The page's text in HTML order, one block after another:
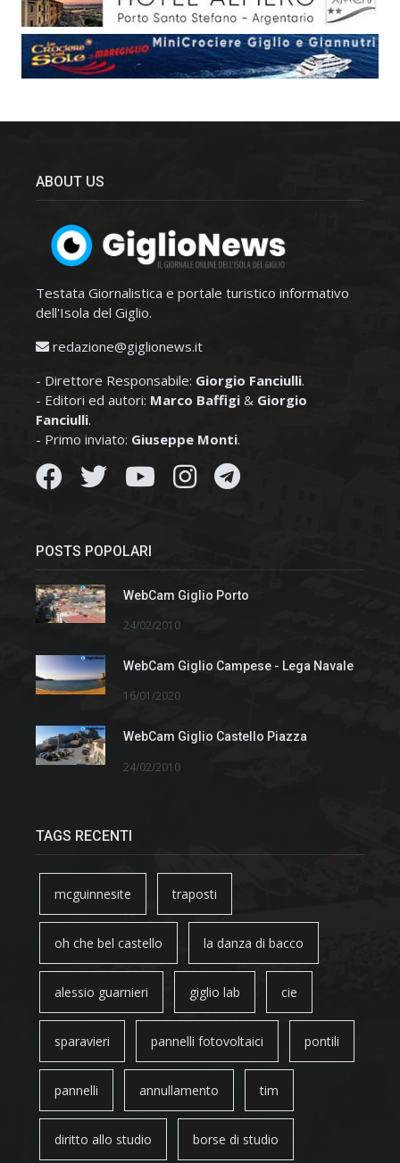
ABOUT US
Testata Giornalistica e portale turistico informativo
dell'Isola del Giglio.
redazione@giglionews.it
- Direttore Responsabile: Giorgio Fanciulli.
- Editori ed autori: Marco Baffigi & Giorgio
Fanciulli.
- Primo inviato: Giuseppe Monti.
POSTS POPOLARI
WebCam Giglio Porto
24/02/2010
WebCam Giglio Campese - Lega Navale
16/01/2020
WebCam Giglio Castello Piazza
24/02/2010
TAGS RECENTI
mcguinnesite traposti
oh che bel castello la danza di bacco
alessio guarnieri giglio lab cie
sparavieri pannelli fotovoltaici pontili
pannelli annullamento tim
diritto allo studio borse di studio